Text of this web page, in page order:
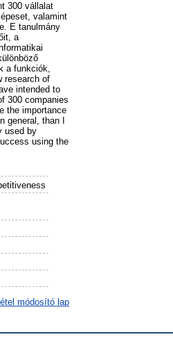
300 vállalat
valamint
E tanulmány
a
a funkciók,
research of
intended to
300 companies
the importance
than I
used by
using the
módosító lap